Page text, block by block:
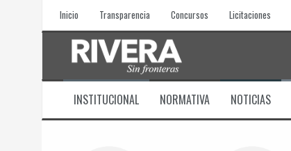
Inicio Transparencia Concursos Licitaciones
INSTITUCIONAL NORMATIVA NOTICIAS